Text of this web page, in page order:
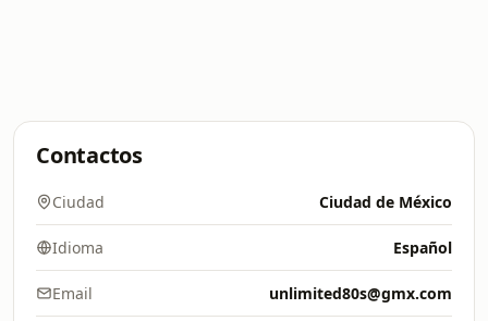
Contactos
Ciudad Ciudad de México
Idioma Español
Email unlimited80s@gmx.com